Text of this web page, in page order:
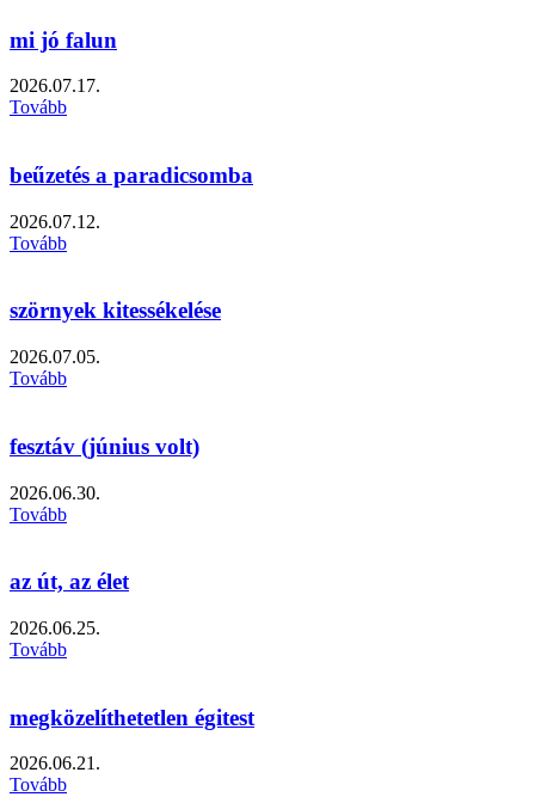
mi jó falun
2026.07.17.
Tovább
beűzetés a paradicsomba
2026.07.12.
Tovább
szörnyek kitessékelése
2026.07.05.
Tovább
fesztáv (június volt)
2026.06.30.
Tovább
az út, az élet
2026.06.25.
Tovább
megközelíthetetlen égitest
2026.06.21.
Tovább